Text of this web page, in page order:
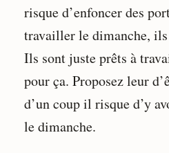
risque d’enfoncer des
travailler le dimanche,
Ils sont juste prêts à
pour ça. Proposez leur
d’un coup il risque d’y
le dimanche.